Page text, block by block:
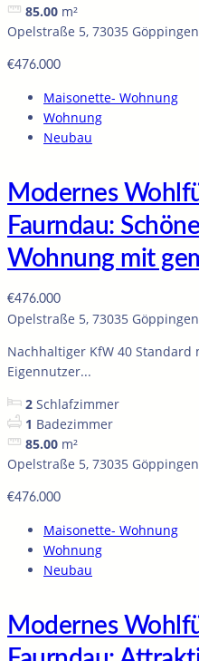
85.00 m²
Opelstraße 5, 73035 Göppingen
€476.000
Maisonette- Wohnung
Wohnung
Neubau
Modernes
Faurndau:
Wohnung mit
€476.000
Opelstraße 5, 73035 Göppingen
Nachhaltiger KfW 40
Eigennutzer...
2 Schlafzimmer
1 Badezimmer
85.00 m²
Opelstraße 5, 73035 Göppingen
€476.000
Maisonette- Wohnung
Wohnung
Neubau
Modernes